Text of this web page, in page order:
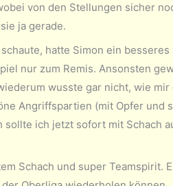
von den Stellungen sicher
ja gerade.
hatte Simon ein
nur zum Remis. Ansonsten
wusste gar nicht, wie mir
Angriffspartien (mit Opfer und
ich jetzt sofort mit Schach
Schach und super Teamspirit.